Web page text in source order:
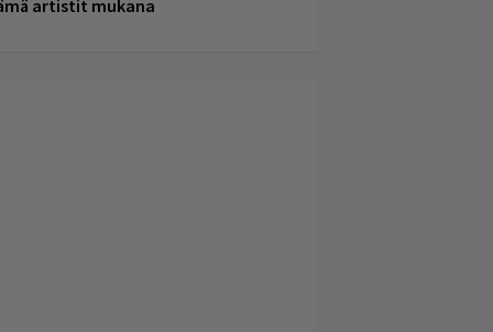
artistit mukana